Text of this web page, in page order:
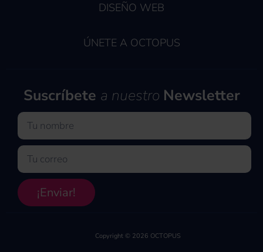
DISEÑO WEB
ÚNETE A OCTOPUS
Suscríbete a nuestro Newsletter
Nombre
Email
¡Enviar!
Copyright © 2026 OCTOPUS